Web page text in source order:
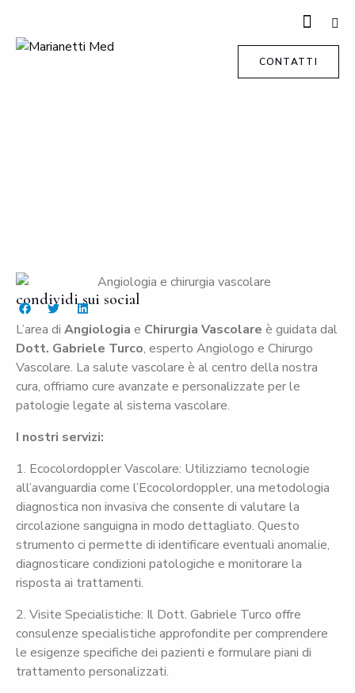
CONTATTI
condividi sui social
L’area di Angiologia e Chirurgia Vascolare è guidata dal
Dott. Gabriele Turco, esperto Angiologo e Chirurgo
Vascolare. La salute vascolare è al centro della nostra
cura, offriamo cure avanzate e personalizzate per le
patologie legate al sistema vascolare.
I nostri servizi:
1. Ecocolordoppler Vascolare: Utilizziamo tecnologie
all’avanguardia come l’Ecocolordoppler, una metodologia
diagnostica non invasiva che consente di valutare la
circolazione sanguigna in modo dettagliato. Questo
strumento ci permette di identificare eventuali anomalie,
diagnosticare condizioni patologiche e monitorare la
risposta ai trattamenti.
2. Visite Specialistiche: Il Dott. Gabriele Turco offre
consulenze specialistiche approfondite per comprendere
le esigenze specifiche dei pazienti e formulare piani di
trattamento personalizzati.